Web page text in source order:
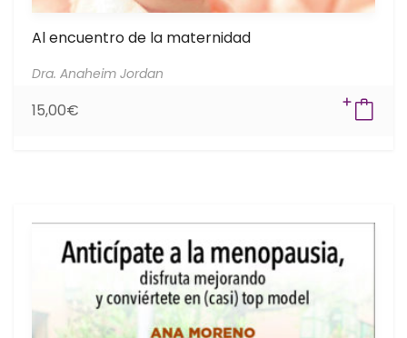
Al encuentro de la maternidad
Dra. Anaheim Jordan
15,00€